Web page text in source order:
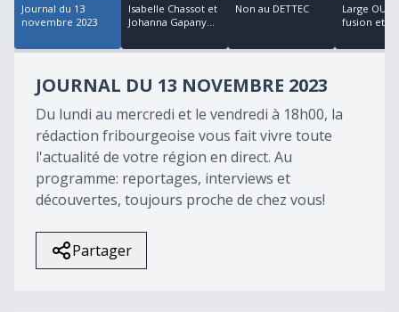
Journal du 13
novembre 2023
Isabelle Chassot et
Johanna Gapany...
Non au DETTEC
Large OUI
fusion et
JOURNAL DU 13 NOVEMBRE 2023
Du lundi au mercredi et le vendredi à 18h00, la
rédaction fribourgeoise vous fait vivre toute
l'actualité de votre région en direct. Au
programme: reportages, interviews et
découvertes, toujours proche de chez vous!
Partager